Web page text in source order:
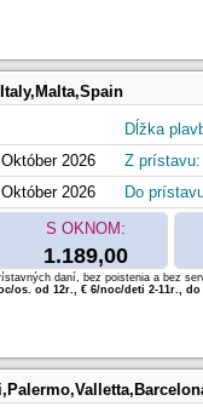
2026
2026
Dĺžka
Z prístavu:
Do
S OKNOM:
1.189,00
daní, bez poistenia a bez
os. od 12r., € 6/noc/deti 2-11r., do